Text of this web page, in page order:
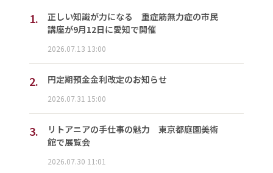
1.
正しい知識が力になる 重症筋無力症の市民
講座が9月12日に愛知で開催
2026.07.13 13:00
2. 円定期預金金利改定のお知らせ
2026.07.31 15:00
3.
リトアニアの手仕事の魅力 東京都庭園美術
館で展覧会
2026.07.30 11:01